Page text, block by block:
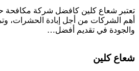
تعتبر شعاع كلين كافضل شركة
أهم الشركات من أجل إبادة الحشرات،
والجودة في تقديم أفضل…
شعاع كلين